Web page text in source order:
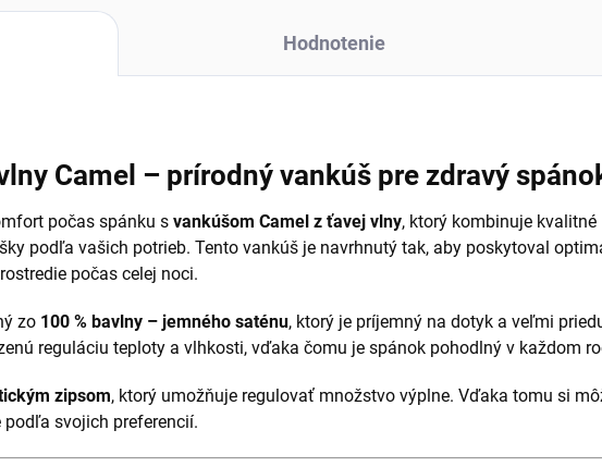
Hodnotenie
Camel – prírodný vankúš pre zdravý
počas spánku s vankúšom Camel z ťavej vlny, ktorý kombinuje
podľa vašich potrieb. Tento vankúš je navrhnutý tak, aby poskytoval
počas celej noci.
zo 100 % bavlny – jemného saténu, ktorý je príjemný na dotyk a veľmi
reguláciu teploty a vlhkosti, vďaka čomu je spánok pohodlný v každom
zipsom, ktorý umožňuje regulovať množstvo výplne. Vďaka tomu si
podľa svojich preferencií.